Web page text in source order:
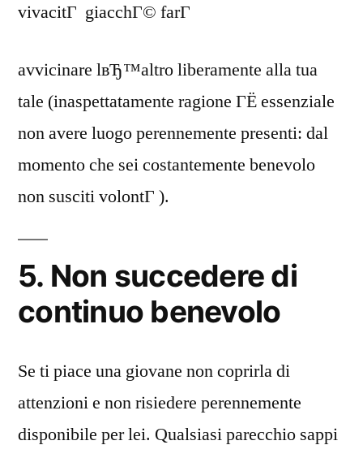
vivacitГ giacchГ© farГ
avvicinare lвЂ™altro liberamente alla tua
tale (inaspettatamente ragione ГЁ essenziale
non avere luogo perennemente presenti: dal
momento che sei costantemente benevolo
non susciti volontГ ).
5. Non succedere di
continuo benevolo
Se ti piace una giovane non coprirla di
attenzioni e non risiedere perennemente
disponibile per lei. Qualsiasi parecchio sappi